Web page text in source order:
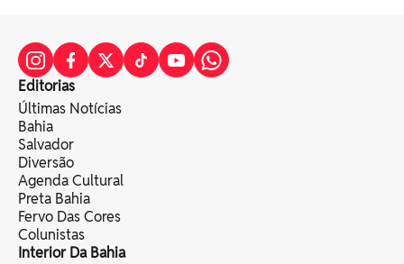
Editorias
Últimas Notícias
Bahia
Salvador
Diversão
Agenda Cultural
Preta Bahia
Fervo Das Cores
Colunistas
Interior Da Bahia